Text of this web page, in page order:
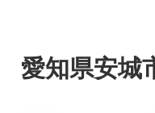
愛知県安城